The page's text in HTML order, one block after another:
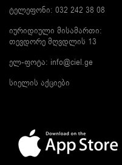
ტელეფონი: 032 242 38 08
იურიდიული მისამართი:
თევდორე მღვდლის 13
ელ-ფოტა: info@ciel.ge
სიელის აქციები